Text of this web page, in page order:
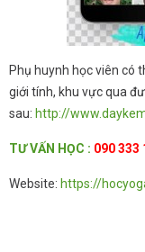
Phụ huynh học viên có
giới tính, khu vực qua
sau: http://
TƯVẤN HỌC : 090 333
Website: https://